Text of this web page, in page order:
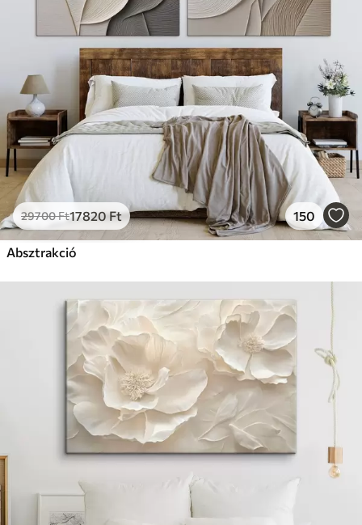
29700Ft17820Ft 150
Absztrakció